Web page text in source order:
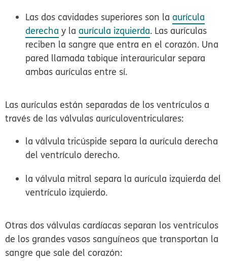
Las dos cavidades superiores son laaurícula
derecha y laaurícula izquierda. Las aurículas
reciben la sangre que entra en el corazón. Una
pared llamadatabique interauricular separa
ambas aurículas entre sí.
Las aurículas están separadas de los ventrículos a
través de lasválvulas aurículoventriculares:
laválvula tricúspide separa la aurícula derecha
del ventrículo derecho.
laválvula mitral separa la aurícula izquierda del
ventrículo izquierdo.
Otras dos válvulas cardíacas separan los ventrículos
de los grandes vasos sanguíneos que transportan la
sangre que sale del corazón: